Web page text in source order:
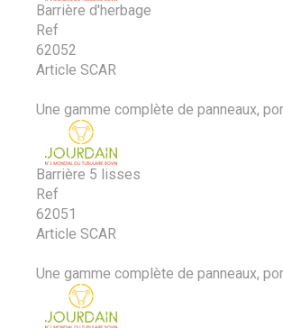
Barrière d'herbage
Ref
62052
Article SCAR
Une gamme complète de panneaux,
Barrière 5 lisses
Ref
62051
Article SCAR
Une gamme complète de panneaux,